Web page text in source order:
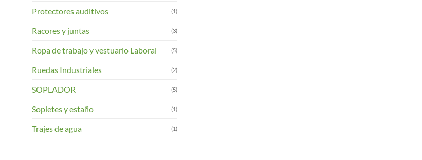
Protectores auditivos (1)
Racores y juntas (3)
Ropa de trabajo y vestuario Laboral (5)
Ruedas Industriales (2)
SOPLADOR (5)
Sopletes y estaño (1)
Trajes de agua (1)